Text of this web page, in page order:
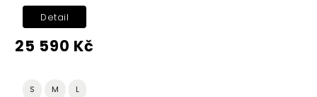
25 590 Kč
Detail
S M L